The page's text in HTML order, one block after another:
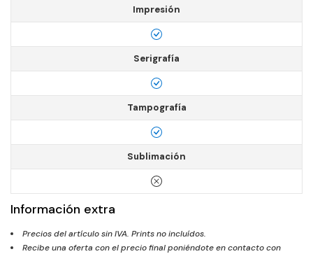
Impresión
Serigrafía
Tampografía
Sublimación
Información extra
Precios del artículo sin IVA. Prints no incluídos.
Recibe una oferta con el precio final poniéndote en contacto con